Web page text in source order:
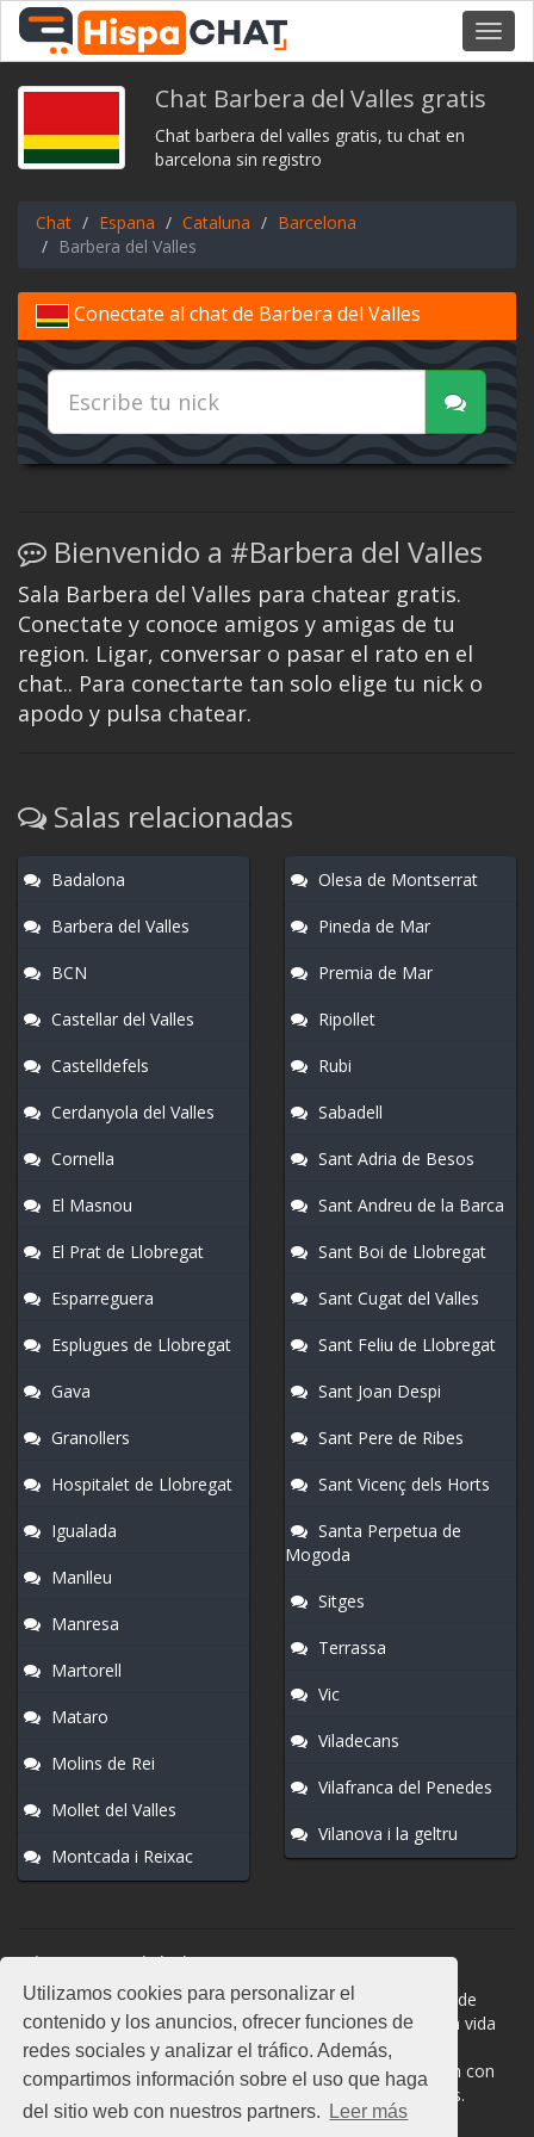
Utilizamos cookies para personalizar el
contenido y los anuncios, ofrecer funciones de
redes sociales y analizar el tráfico. Además,
compartimos información sobre el uso que haga
del sitio web con nuestros partners.
Leer más
Chat Barbera del Valles gratis
Chat barbera del valles gratis, tu chat en
barcelona sin registro
Chat Espana Cataluna
Barcelona
Barbera del Valles
Conectate al chat de Barbera del Valles
Bienvenido a #Barbera del Valles
Sala Barbera del Valles para chatear gratis.
Conectate y conoce amigos y amigas de tu
region. Ligar, conversar o pasar el rato en el
chat.. Para conectarte tan solo elige tu nick o
apodo y pulsa chatear.
Salas relacionadas
Badalona
Barbera del Valles
BCN
Castellar del Valles
Castelldefels
Cerdanyola del Valles
Cornella
El Masnou
El Prat de Llobregat
Esparreguera
Esplugues de Llobregat
Gava
Granollers
Hospitalet de Llobregat
Igualada
Manlleu
Manresa
Martorell
Mataro
Molins de Rei
Mollet del Valles
Montcada i Reixac
Olesa de Montserrat
Pineda de Mar
Premia de Mar
Ripollet
Rubi
Sabadell
Sant Adria de Besos
Sant Andreu de la Barca
Sant Boi de Llobregat
Sant Cugat del Valles
Sant Feliu de Llobregat
Sant Joan Despi
Sant Pere de Ribes
Sant Vicenç dels Horts
Santa Perpetua de
Mogoda
Sitges
Terrassa
Vic
Viladecans
Vilafranca del Penedes
Vilanova i la geltru
Normas del chat
#Barbera del Valles es una sala donde participan cientos de
personas. Mantén la educación y compórtate como en la vida
real. La privacidad de los usuarios es muy importante, no
facilites información de terceros. Todas las salas cuentan con
moderadores a los que puedes dirigirte en caso de dudas.